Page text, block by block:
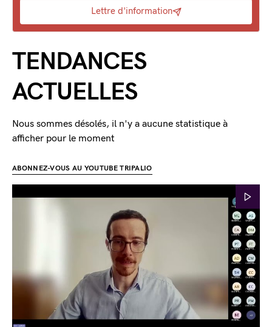
Lettre d'information
TENDANCES
ACTUELLES
Nous sommes désolés, il n'y a aucune statistique à
afficher pour le moment
ABONNEZ-VOUS AU YOUTUBE TRIPALIO